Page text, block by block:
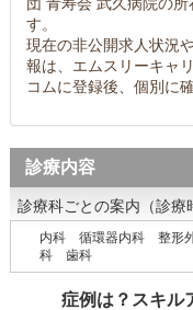
す。
現在の非公開求人状況
報は、エムスリーキャ
コムに登録後、個別に
診療内容
診療科ごとの案内（診療
内科 循環器内科 整形
科 歯科
症例は？スキル